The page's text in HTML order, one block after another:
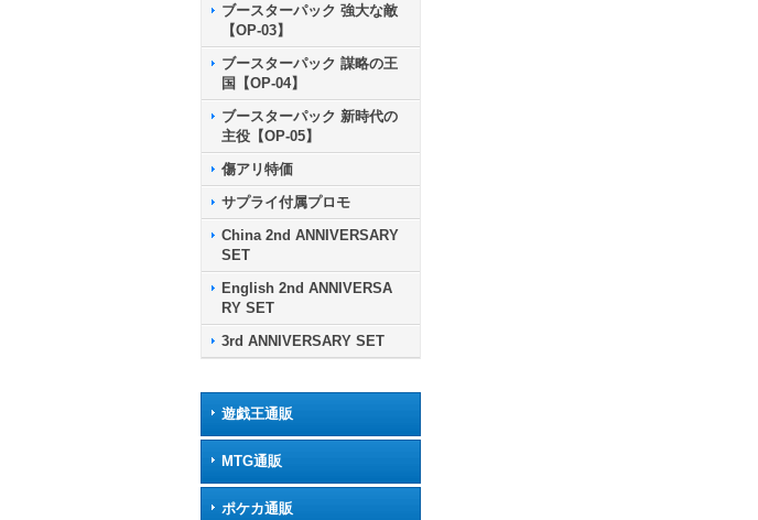
ブースターパック 強大な敵
【OP-03】
ブースターパック 謀略の王
国【OP-04】
ブースターパック 新時代の
主役【OP-05】
傷アリ特価
サプライ付属プロモ
China 2nd ANNIVERSARY
SET
English 2nd ANNIVERSA
RY SET
3rd ANNIVERSARY SET
遊戯王通販
MTG通販
ポケカ通販